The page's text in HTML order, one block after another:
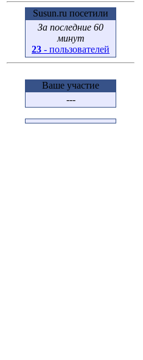
Susun.ru посетили
За последние 60
минут
23 - пользователей
Ваше участие
---